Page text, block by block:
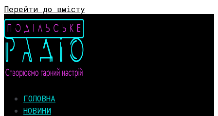
Перейти до вмісту
ГОЛОВНА
НОВИНИ